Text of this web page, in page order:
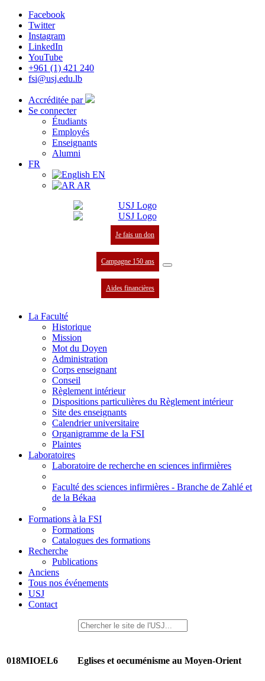
Facebook
Twitter
Instagram
LinkedIn
YouTube
+961 (1) 421 240
fsi@usj.edu.lb
Accréditée par
Se connecter
Étudiants
Employés
Enseignants
Alumni
FR
EN
AR
Je fais un don
Campagne 150 ans
Aides financières
La Faculté
Historique
Mission
Mot du Doyen
Administration
Corps enseignant
Conseil
Règlement intérieur
Dispositions particulières du Règlement intérieur
Site des enseignants
Calendrier universitaire
Organigramme de la FSI
Plaintes
Laboratoires
Laboratoire de recherche en sciences infirmières
Faculté des sciences infirmières - Branche de Zahlé et
de la Békaa
Formations à la FSI
Formations
Catalogues des formations
Recherche
Publications
Anciens
Tous nos événements
USJ
Contact
018MIOEL6 Eglises et oecuménisme au Moyen-Orient